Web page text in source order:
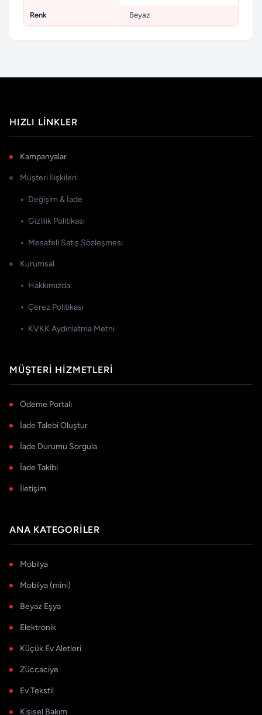
Renk Beyaz
HIZLI LINKLER
Kampanyalar
Müşteri İlişkileri
Değişim & İade
Gizlilik Politikası
Mesafeli Satış Sözleşmesi
Kurumsal
Hakkımızda
Çerez Politikası
KVKK Aydınlatma Metni
MÜŞTERI HIZMETLERI
Ödeme Portalı
İade Talebi Oluştur
İade Durumu Sorgula
İade Takibi
İletişim
ANA KATEGORILER
Mobilya
Mobilya (mini)
Beyaz Eşya
Elektronik
Küçük Ev Aletleri
Züccaciye
Ev Tekstil
Kişisel Bakım